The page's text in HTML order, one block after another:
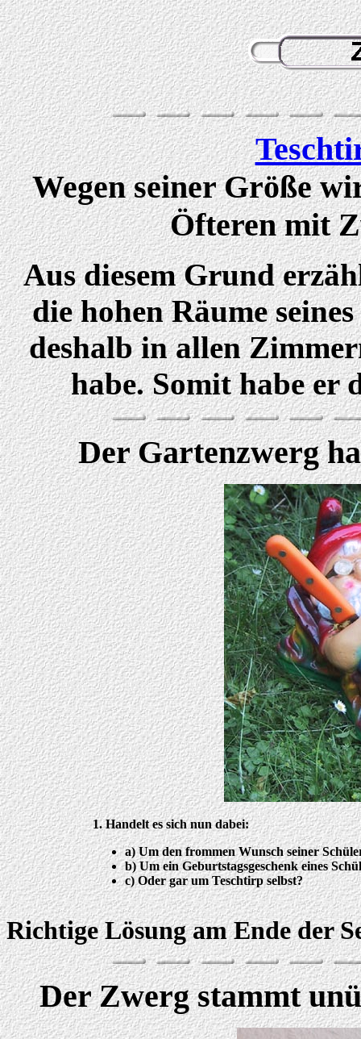
Wegen seiner Größe
Öfteren mit
Aus diesem Grund
die hohen Räume
deshalb in allen
habe. Somit habe er
Der Gartenzwerg
1. Handelt es sich nun dabei:
a) Um den frommen Wunsch seiner
b) Um ein Geburtstagsgeschenk eines
c) Oder gar um Teschtirp selbst?
Richtige Lösung am Ende der
Der Zwerg stammt